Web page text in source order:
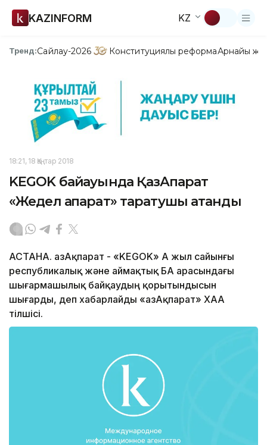
KAZINFORM KZ
Тренд:Сайлау-2026 Конституциялық реформаАрнайы
18:21, 18 Қаңтар 2018
KEGOK байқауында ҚазАқпарат
«Жедел ақпарат» таратушы атанды
АСТАНА. ҚазАқпарат - «KEGOK» АҚ жыл сайынғы
республикалық және аймақтық БАҚ арасындағы
шығармашылық байқаудың қорытындысын
шығарды, деп хабарлайды «ҚазАқпарат» ХАА
тілшісі.